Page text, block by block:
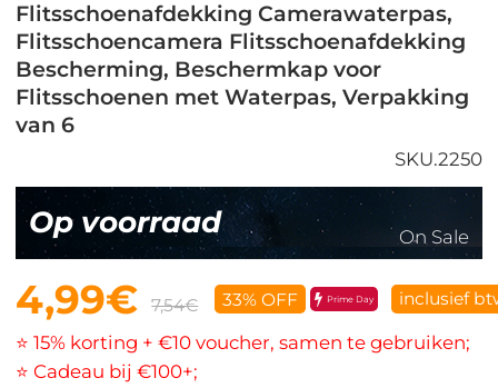
Flitsschoenafdekking Camerawaterpas,
Flitsschoencamera Flitsschoenafdekking
Bescherming, Beschermkap voor
Flitsschoenen met Waterpas, Verpakking
van 6
SKU.2250
Op voorraad On Sale
4,99€ 7,54€ 33% OFF Prime Day inclusief
⭐ 15% korting + €10 voucher, samen te gebruiken;
⭐ Cadeau bij €100+;